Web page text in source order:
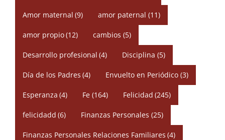
Amor maternal (9) amor paternal (11)
amor propio(12) cambios (5)
Desarrollo profesional (4) Disciplina (5)
Día de los Padres (4) Envuelto en Periódico (3)
Esperanza (4) Fe (164) Felicidad (245)
felicidadd (6) Finanzas Personales (25)
Finanzas Personales Relaciones Familiares (4)